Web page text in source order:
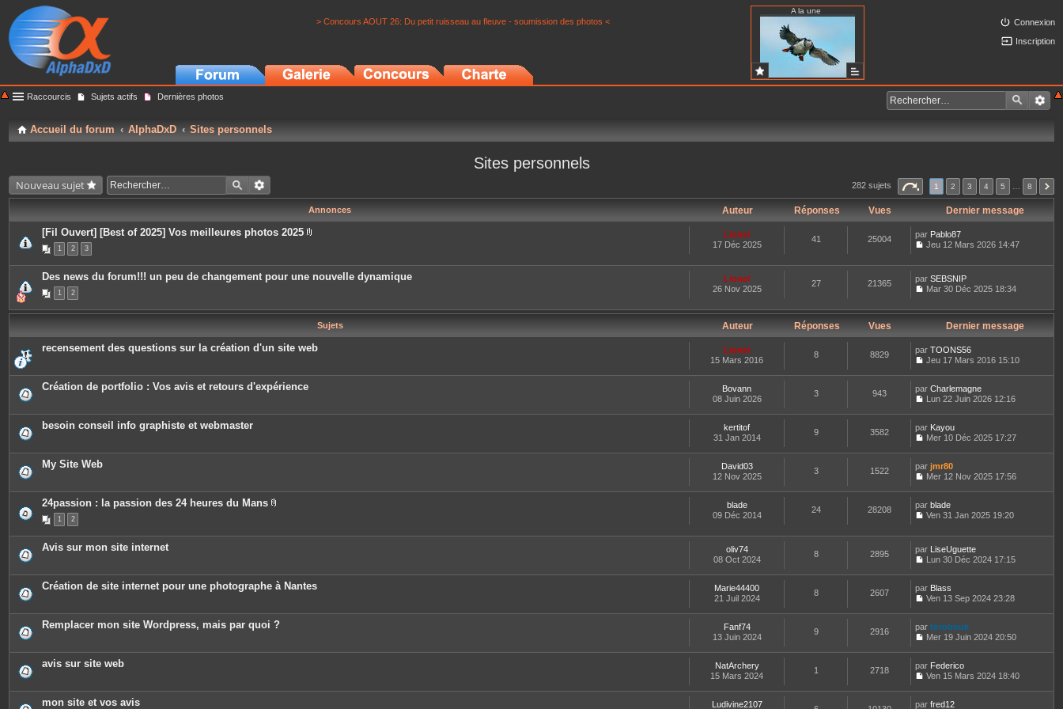
> Concours AOUT 26: Du petit ruisseau au fleuve - soumission des photos <
A la une
Connexion
Inscription
Raccourcis Sujets actifs Dernières photos
Accueil du forum AlphaDxD Sites personnels
Sites personnels
Nouveau sujet 282 sujets 1 2 3 4 5 8
Annonces Auteur Réponses Vues Dernier message
[Fil Ouvert] [Best of 2025] Vos meilleures photos 2025
c
e
i
t
e
s
1 2 3
Lionel
17 Déc 2025
41 25004 par Pablo87
s
u
t
e
d
e
r
n
e
r
m
s
a
Jeu 12 Mars 2026 14:47
Des news du forum!!! un peu de changement pour une nouvelle dynamique
1 2
Lionel
26 Nov 2025
27 21365 par SEBSNIP
n
u
l
r
l
e
r
n
i
r
m
e
s
s
Mar 30 Déc 2025 18:34
Sujets Auteur Réponses Vues Dernier message
recensement des questions sur la création d'un site web
Lionel
15 Mars 2016
8 8829 par TOONS56
o
n
s
t
e
e
d
e
r
n
m
e
s
a
e
Jeu 17 Mars 2016 15:10
Création de portfolio : Vos avis et retours d'expérience
Bovann
08 Juin 2026
3 943 par Charlemagne
o
n
s
t
e
e
d
n
m
e
s
a
g
e
Lun 22 Juin 2026 12:16
besoin conseil info graphiste et webmaster
kertitof
31 Jan 2014
9 3582 par Kayou
o
n
s
t
e
l
e
d
n
m
e
s
a
e
Mer 10 Déc 2025 17:27
My Site Web
David03
12 Nov 2025
3 1522 par jmr80
o
n
s
l
t
e
l
e
d
n
m
e
s
Mer 12 Nov 2025 17:56
24passion : la passion des 24 heures du Mans
c
o
i
e
s
1 2
blade
09 Déc 2014
24 28208 par blade
s
u
l
t
e
l
e
d
n
Ven 31 Jan 2025 19:20
Avis sur mon site internet
oliv74
08 Oct 2024
8 2895 par LiseUguette
o
n
s
t
e
e
d
e
r
Lun 30 Déc 2024 17:15
Création de site internet pour une photographe à Nantes
Marie44400
21 Juil 2024
8 2607 par Blass
o
n
s
t
e
Ven 13 Sep 2024 23:28
Remplacer mon site Wordpress, mais par quoi ?
Fanf74
13 Juin 2024
9 2916 par torobouk
o
n
s
t
Mer 19 Juin 2024 20:50
avis sur site web
NatArchery
15 Mars 2024
1 2718 par Federico
o
n
Ven 15 Mars 2024 18:40
mon site et vos avis Ludivine2107 par fred12